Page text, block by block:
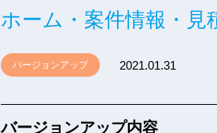
ホーム・案件情報・
バージョンアップ 2021.01.31
バージョンアップ内容